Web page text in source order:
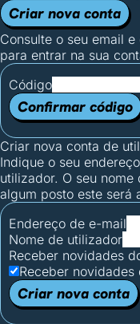
Criar nova conta
Consulte o seu email
para entrar na sua
Código
Confirmar código
Criar nova conta de
Indique o seu
utilizador. O seu
algum posto este será
Endereço de e-mail
Nome de utilizador
Receber novidades
Receber
Criar nova conta